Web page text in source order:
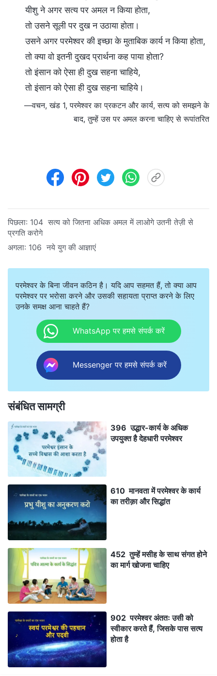
यीशु ने अगर सत्य पर अमल न किया होता,
तो उसने सूली पर दुख न उठाया होता।
उसने अगर परमेश्वर की इच्छा के मुताबिक कार्य न किया होता,
तो क्या वो इतनी दुखद प्रार्थना कह पाया होता?
तो इंसान को ऐसा ही दुख सहना चाहिये,
तो इंसान को ऐसा ही दुख सहना चाहिये।
—वचन, खंड 1, परमेश्वर का प्रकटन और कार्य, सत्य को समझने के
बाद, तुम्हें उस पर अमल करना चाहिए से रूपांतरित
पिछला: 104 सत्य को जितना अधिक अमल में लाओगे उतनी तेज़ी से
प्रगति करोगे
अगला: 106 नये युग की आज्ञाएं
परमेश्वर के बिना जीवन कठिन है। यदि आप सहमत हैं, तो क्या आप
परमेश्वर पर भरोसा करने और उसकी सहायता प्राप्त करने के लिए
उनके समक्ष आना चाहते हैं?
WhatsApp पर हमसे संपर्क करें
Messenger पर हमसे संपर्क करें
संबंधित सामग्री
396 उद्धार-कार्य के अधिक
उपयुक्त है देहधारी परमेश्वर
610 मानवता में परमेश्वर के कार्य
का तरीक़ा और सिद्धांत
452 तुम्हें मसीह के साथ संगत होने
का मार्ग खोजना चाहिए
902 परमेश्वर अंततः उसी को
स्वीकार करते हैं, जिसके पास सत्य
होता है